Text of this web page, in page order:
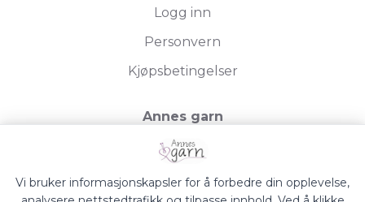
Logg inn
Personvern
Kjøpsbetingelser
Annes garn
Storgata 19, 2750 Gran
Org.nr. 994050613
Vi bruker informasjonskapsler for å forbedre din opplevelse,